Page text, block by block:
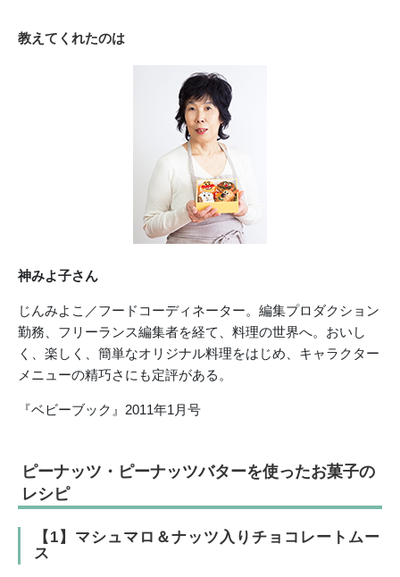
教えてくれたのは
神みよ子さん
じんみよこ／フードコーディネーター。編集プロダクション
勤務、フリーランス編集者を経て、料理の世界へ。おいし
く、楽しく、簡単なオリジナル料理をはじめ、キャラクター
メニューの精巧さにも定評がある。
『ベビーブック』2011年1月号
ピーナッツ・ピーナッツバターを使ったお菓子の
レシピ
【1】マシュマロ＆ナッツ入りチョコレートムー
ス